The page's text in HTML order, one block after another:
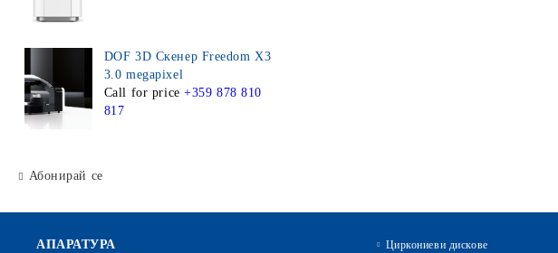
DOF 3D Скенер Freedom X3
3.0 megapixel
Call for price +359 878 810
817
Абонирай се
АПАРАТУРА
Циркониеви дискове